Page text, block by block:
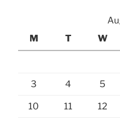
M
T W
3 4 5
10 11 12